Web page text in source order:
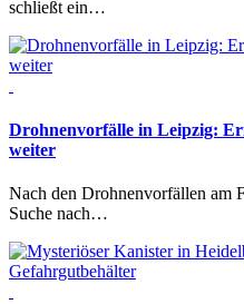
schließt ein…
Drohnenvorfälle in Leipzig:
weiter
Nach den Drohnenvorfällen am
Suche nach…